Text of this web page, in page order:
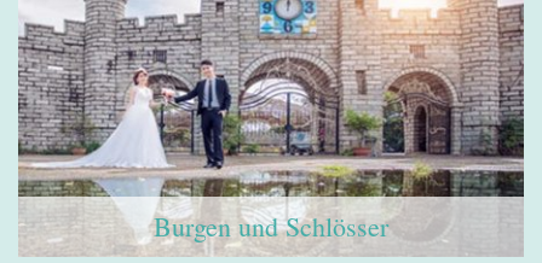
Burgen und Schlösser